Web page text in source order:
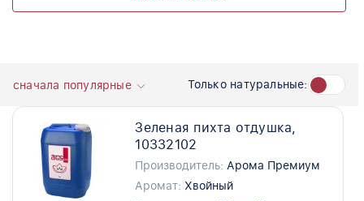
сначала популярные Только натуральные:
Зеленая пихта отдушка,
10332102
Производитель: Арома Премиум
Аромат: Хвойный